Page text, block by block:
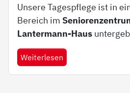
Unsere Tagespflege ist in
Bereich im
Lantermann-Haus
Weiterlesen